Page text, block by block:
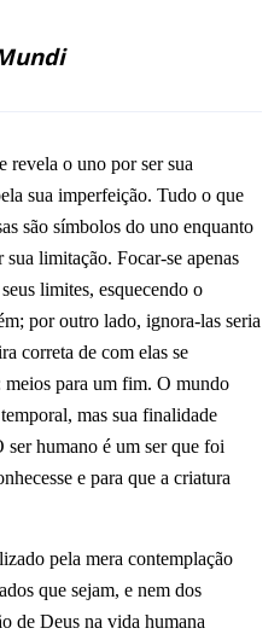
revela o uno por ser sua
sua imperfeição. Tudo o que
são símbolos do uno enquanto
limitação. Focar-se apenas
limites, esquecendo o
por outro lado, ignora-las seria
correta de com elas se
meios para um fim. O mundo
mas sua finalidade
ser humano é um ser que foi
e para que a criatura
pela mera contemplação
que sejam, e nem dos
de Deus na vida humana